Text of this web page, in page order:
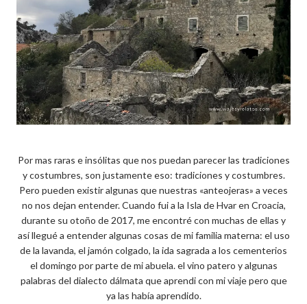
Por mas raras e insólitas que nos puedan parecer las tradiciones
y costumbres, son justamente eso: tradiciones y costumbres.
Pero pueden existir algunas que nuestras «anteojeras» a veces
no nos dejan entender. Cuando fui a la Isla de Hvar en Croacia,
durante su otoño de 2017, me encontré con muchas de ellas y
así llegué a entender algunas cosas de mi familia materna: el uso
de la lavanda, el jamón colgado, la ida sagrada a los cementerios
el domingo por parte de mi abuela. el vino patero y algunas
palabras del dialecto dálmata que aprendi con mi viaje pero que
ya las había aprendido.